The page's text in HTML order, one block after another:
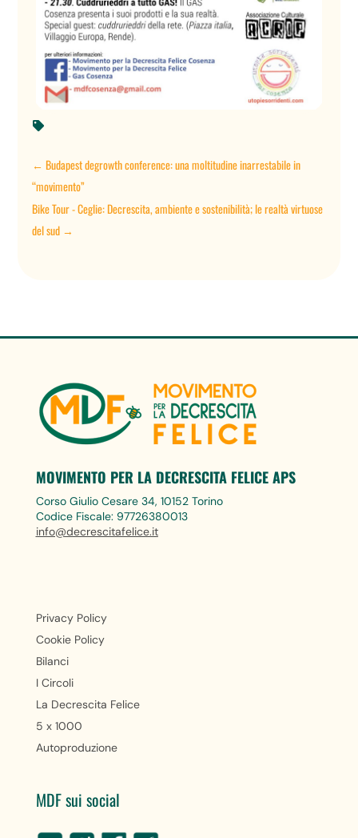

←Budapest degrowth conference: una moltitudine inarrestabile in
“movimento”
Bike Tour - Ceglie: Decrescita, ambiente e sostenibilità; le realtà virtuose
del sud →
MOVIMENTO PER LA DECRESCITA FELICE APS
Corso Giulio Cesare 34, 10152 Torino
Codice Fiscale: 97726380013
info@decrescitafelice.it
Privacy Policy
Cookie Policy
Bilanci
I Circoli
La Decrescita Felice
5 x 1000
Autoproduzione
MDF sui social